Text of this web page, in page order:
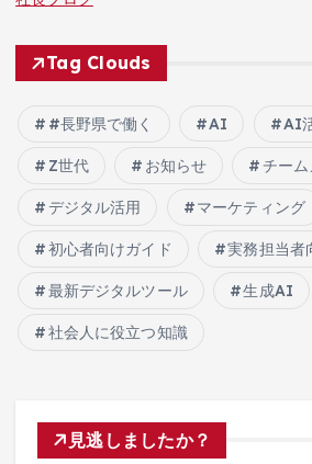
Tag Clouds
#長野県で働く AI AI
Z世代 お知らせ チー
デジタル活用 マーケティング
初心者向けガイド 実務担当者
最新デジタルツール 生成AI
社会人に役立つ知識
見逃しましたか？